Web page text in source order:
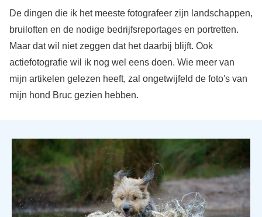
De dingen die ik het meeste fotografeer zijn landschappen,
bruiloften en de nodige bedrijfsreportages en portretten.
Maar dat wil niet zeggen dat het daarbij blijft. Ook
actiefotografie wil ik nog wel eens doen. Wie meer van
mijn artikelen gelezen heeft, zal ongetwijfeld de foto's van
mijn hond Bruc gezien hebben.